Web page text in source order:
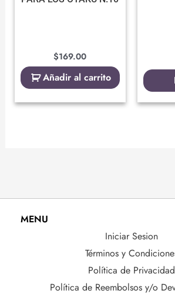
$169.00
Añadir al carrito
MENU
Iniciar Sesion
Términos y
Política de Privacidad
Política de Reembolsos y/o